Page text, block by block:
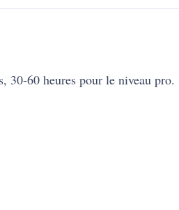
30-60 heures pour le niveau pro.